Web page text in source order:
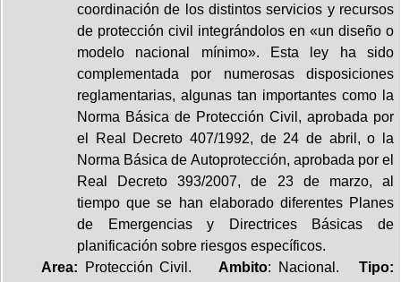
coordinación de los distintos servicios y recursos
de protección civil integrándolos en «un diseño o
modelo nacional mínimo». Esta ley ha sido
complementada por numerosas disposiciones
reglamentarias, algunas tan importantes como la
Norma Básica de Protección Civil, aprobada por
el Real Decreto 407/1992, de 24 de abril, o la
Norma Básica de Autoprotección, aprobada por el
Real Decreto 393/2007, de 23 de marzo, al
tiempo que se han elaborado diferentes Planes
de Emergencias y Directrices Básicas de
planificación sobre riesgos específicos.
Area: Protección Civil. Ambito: Nacional. Tipo: